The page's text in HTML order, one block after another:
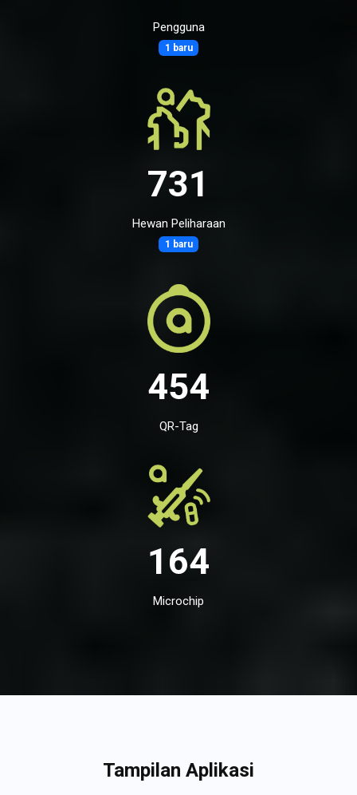
Pengguna
1 baru
731
Hewan Peliharaan
1 baru
454
QR-Tag
164
Microchip
Tampilan Aplikasi